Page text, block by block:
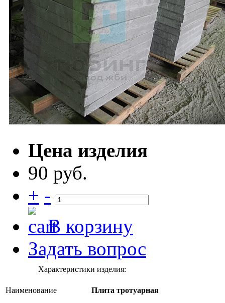
Цена изделия
90 руб.
+ -
В корзину
Задать вопрос
Характеристики изделия:
Наименование Плита тротуарная